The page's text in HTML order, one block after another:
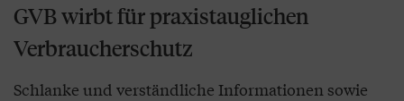
GVB wirbt für praxistauglichen
Verbraucherschutz
Schlanke und verständliche Informationen sowie